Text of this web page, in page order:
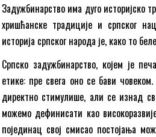
Задужбинарство има дуго историјско
хришћанске традиције и српског
историја српског народа је, како то
Српско задужбинарство, којем је
етике: пре свега оно се бави
директно стимулише, али се изнад
можемо дефинисати као
појединац свој смисао постојања